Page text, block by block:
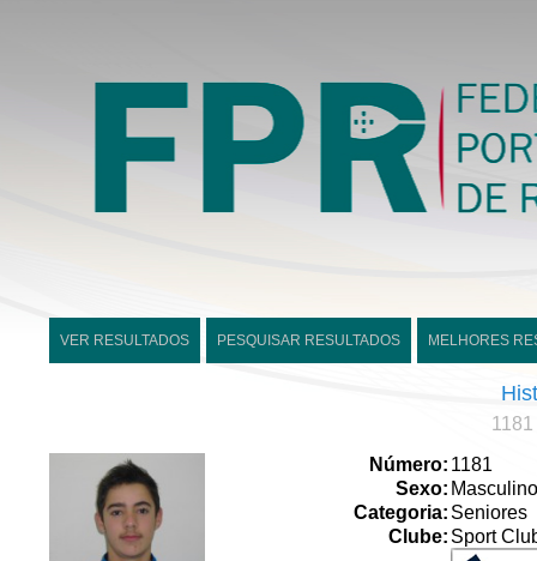
VER RESULTADOS PESQUISAR RESULTADOS MELHORES
Número: 1181
Sexo: Masculino
Categoria: Seniores
Clube: Sport